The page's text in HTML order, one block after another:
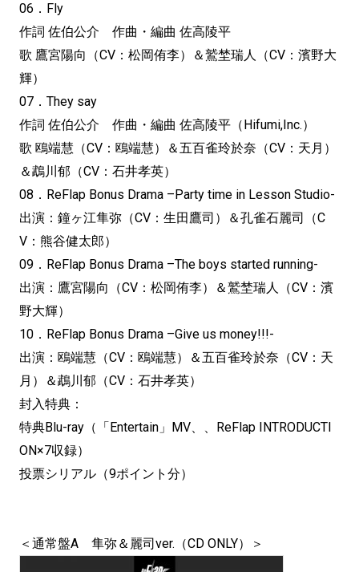
06．Fly
作詞 佐伯公介 作曲・編曲 佐高陵平
歌 鷹宮陽向（CV：松岡侑李）＆鷲埜瑞人（CV：濱野大
輝）
07．They say
作詞 佐伯公介 作曲・編曲 佐高陵平（Hifumi,Inc.）
歌 鴎端慧（CV：鴎端慧）＆五百雀玲於奈（CV：天月）
＆鵡川郁（CV：石井孝英）
08．ReFlap Bonus Drama –Party time in Lesson Studio-
出演：鐘ヶ江隼弥（CV：生田鷹司）＆孔雀石麗司（C
V：熊谷健太郎）
09．ReFlap Bonus Drama –The boys started running-
出演：鷹宮陽向（CV：松岡侑李）＆鷲埜瑞人（CV：濱
野大輝）
10．ReFlap Bonus Drama –Give us money!!!-
出演：鴎端慧（CV：鴎端慧）＆五百雀玲於奈（CV：天
月）＆鵡川郁（CV：石井孝英）
封入特典：
特典Blu-ray（「Entertain」MV、、ReFlap INTRODUCTI
ON×7収録）
投票シリアル（9ポイント分）
＜通常盤A 隼弥＆麗司ver.（CD ONLY）＞